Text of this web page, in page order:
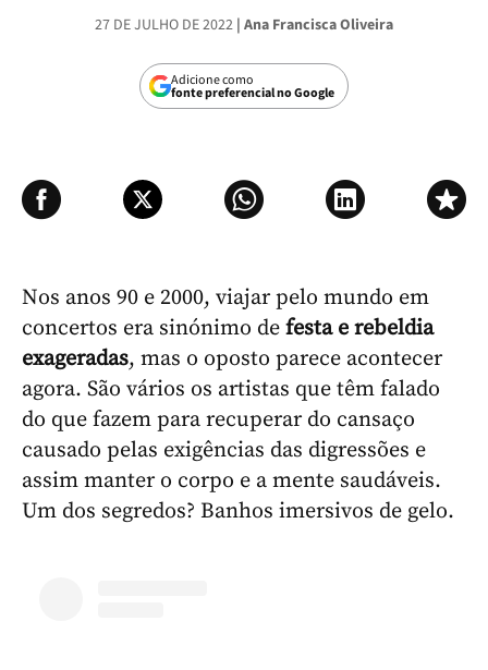
27 DE JULHO DE 2022 | Ana Francisca Oliveira
Adicione como
fonte preferencial no Google
Nos anos 90 e 2000, viajar pelo mundo em
concertos era sinónimo de festa e rebeldia
exageradas, mas o oposto parece acontecer
agora. São vários os artistas que têm falado
do que fazem para recuperar do cansaço
causado pelas exigências das digressões e
assim manter o corpo e a mente saudáveis.
Um dos segredos? Banhos imersivos de gelo.